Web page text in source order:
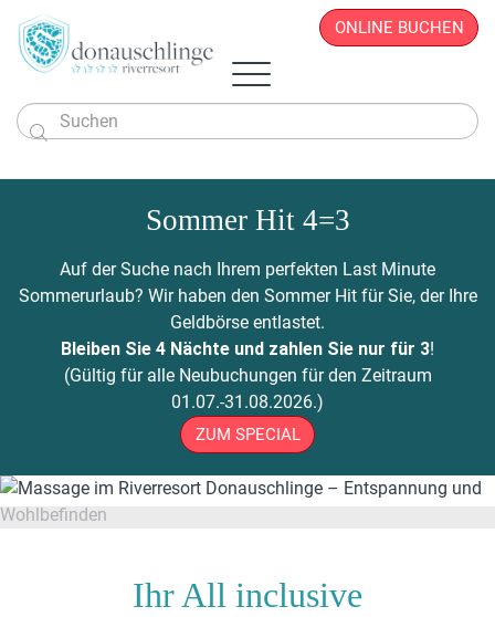
ONLINE BUCHEN
Winterurlaub
Geschichte
Team
Webcam
Zimmer & Angebote
Zimmerpreise
Donau.ALLinclusive.Leistungen
Stornobedingungen
Donau.PAUSCHALEN
Donau.EVENTS
Urlaub mit der Familie
Urlaub mit Freunden
Urlaub mit dem Hund
Singleurlaub mit Kind
Sportlich & Aktiv
Aktivprogramm
Radfahren
Donau-Radfähre
Bike Station
Badeerlebnis
Yoga an der Donau
Wellness-Paradies
Beauty & Kosmetik
Wickel & Packungen
Entspannungs-Pakete
Business & Seminare
Seminare & Tagungen
Firmenfeiern
Seminaranfrage
ONLINE BUCHEN
Kontakt
Zimmerpreise

Sommer Hit 4=3
Auf der Suche nach Ihrem perfekten Last Minute
Sommerurlaub? Wir haben den Sommer Hit für Sie, der Ihre
Geldbörse entlastet.
Bleiben Sie 4 Nächte und zahlen Sie nur für 3!
(Gültig für alle Neubuchungen für den Zeitraum
01.07.-31.08.2026.)
ZUM SPECIAL
Ihr All inclusive